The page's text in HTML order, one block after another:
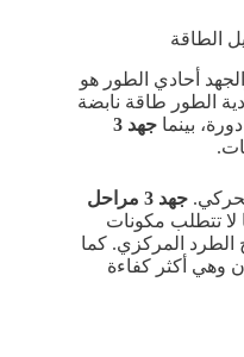
الطاقة
أحادي الطور هو
الطور طاقة نابضة
بينما
جهد 3
جهد 3 مراحل
لا تتطلب مكونات
الطرد المركزي. كما
وهي أكثر كفاءة